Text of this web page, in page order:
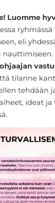
Luomme
eli
nauttimiseen.
tilanne
tehdään
ideat